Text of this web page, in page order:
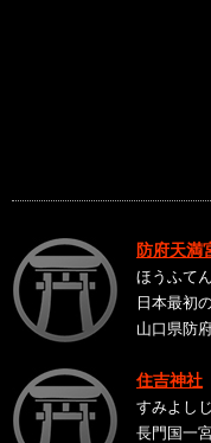
防府天満
ほうふて
日本最初
山口県防
住吉神社
すみよし
長門国一